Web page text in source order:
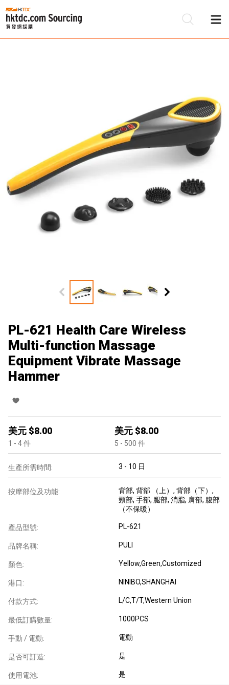
PL-621 Health Care Wireless
Multi-function Massage
Equipment Vibrate Massage
Hammer
美元 $8.00
1 - 4件
美元 $8.00
5 - 500 件
生產所需時間: 3 - 10 日
按摩部位及功能: 背部, 背部 （上） , 背部（下） ,
頸部, 手部, 腿部, 消脂, 肩部, 腹部
（不保暖）
產品型號: PL-621
品牌名稱: PULI
顏色: Yellow,Green,Customized
港口: NINIBO,SHANGHAI
付款方式: L/C,T/T,Western Union
最低訂購數量: 1000PCS
手動 / 電動: 電動
是否可訂造: 是
使用電池: 是